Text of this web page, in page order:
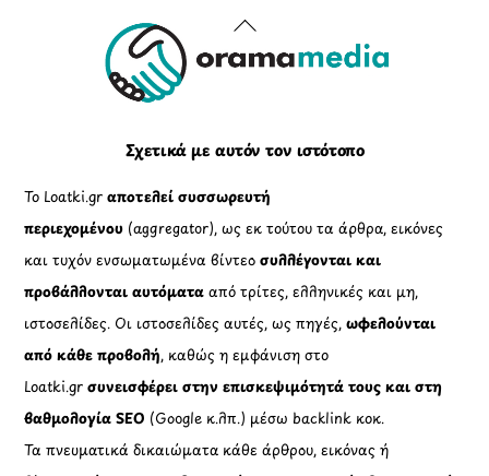
Back
To
Σχετικά με αυτόν τον ιστότοπο
Το Loatki.grαποτελεί συσσωρευτή
περιεχομένου (aggregator), ως εκ τούτου τα άρθρα, εικόνες
και τυχόν ενσωματωμένα βίντεοσυλλέγονται και
προβάλλονται αυτόματααπό τρίτες, ελληνικές και μη,
ιστοσελίδες. Οι ιστοσελίδες αυτές, ως πηγές,ωφελούνται
από κάθε προβολή, καθώς η εμφάνιση στο
Loatki.gr συνεισφέρει στην επισκεψιμότητά τους και στη
βαθμολογία SEO (Google κ.λπ.) μέσω backlink κοκ.
Τα πνευματικά δικαιώματα κάθε άρθρου, εικόνας ή